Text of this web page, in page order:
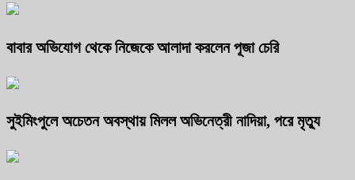
বাবার অভিযোগ থেকে নিজেকে আলাদা করলেন পূজা চেরি
সুইমিংপুলে অচেতন অবস্থায় মিলল অভিনেত্রী নাদিয়া, পরে মৃত্যু